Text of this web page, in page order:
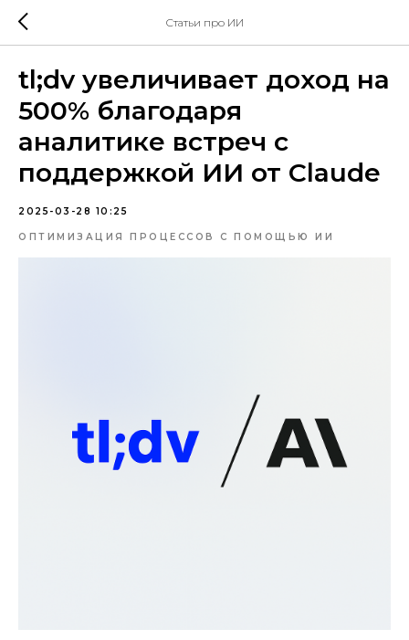
Статьи про ИИ
tl;dv увеличивает доход на
500% благодаря
аналитике встреч с
поддержкой ИИ от Claude
2025-03-28 10:25
ОПТИМИЗАЦИЯ ПРОЦЕССОВ С ПОМОЩЬЮ ИИ